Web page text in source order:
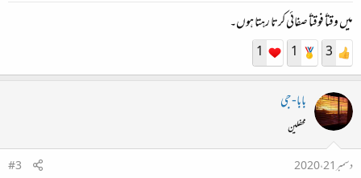
میں وقتاً فوقتاً صفائی کرتا رہتا ہوں۔
3
1
1
بابا-جی
محفلین
دسمبر 21، 2020
#3